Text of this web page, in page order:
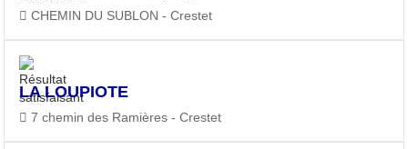
CHEMIN DU SUBLON - Crestet
LA LOUPIOTE
7 chemin des Ramières - Crestet